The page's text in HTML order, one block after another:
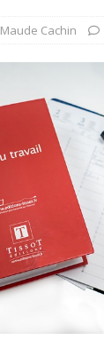
Maude Cachin